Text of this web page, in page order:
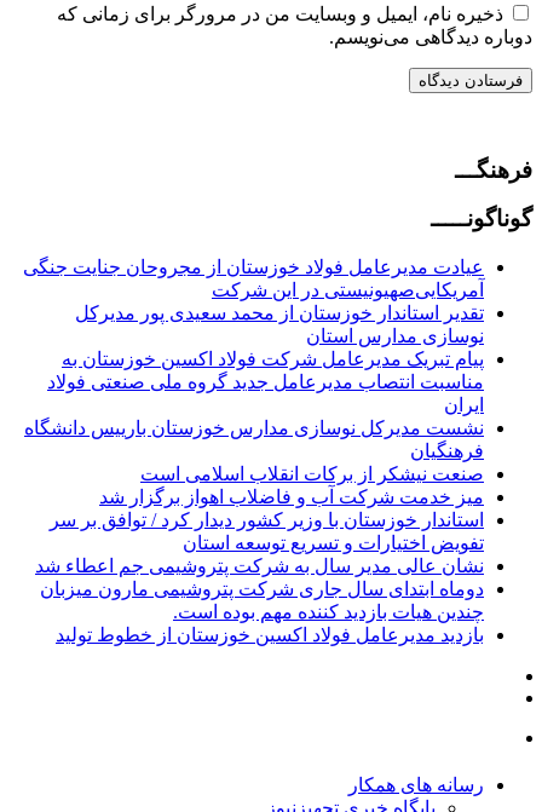
ذخیره نام، ایمیل و وبسایت من در مرورگر برای زمانی که
دوباره دیدگاهی می‌نویسم.
فرهنگـــ
گوناگونـــــ
عیادت مدیرعامل فولاد خوزستان از مجروحان جنایت جنگی
آمریکایی‌صهیونیستی در این شرکت
تقدیر استاندار خوزستان از محمد سعیدی پور مدیرکل
نوسازی مدارس استان
پیام تبریک مدیرعامل شرکت فولاد اکسین خوزستان به
مناسبت انتصاب مدیرعامل جدید گروه ملی صنعتی فولاد
ایران
نشست مدیرکل نوسازی مدارس خوزستان بارییس دانشگاه
فرهنگیان
صنعت نیشکر از برکات انقلاب اسلامی است
میز خدمت شرکت آب و فاضلاب اهواز برگزار شد
استاندار خوزستان با وزیر کشور دیدار کرد / توافق بر سر
تفویض اختیارات و تسریع توسعه استان
نشان عالی مدیر سال به شرکت پتروشیمی جم اعطاء شد
دوماه ابتدای سال جاری شرکت پتروشیمی مارون میزبان
چندین هیات بازدید کننده مهم بوده است.
بازدید مدیرعامل فولاد اکسین خوزستان از خطوط تولید
رسانه های همکار
پایگاه خبری تجهیزنیوز